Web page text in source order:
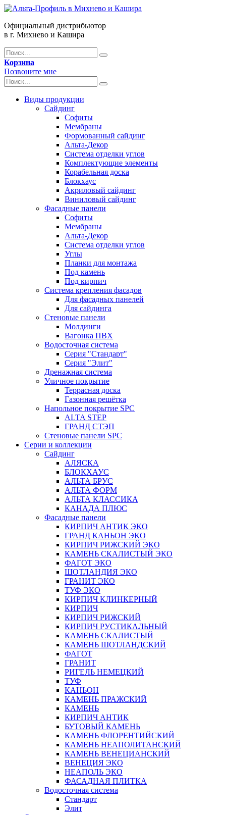
Официальный дистрибьютор
в г. Михнево и Кашира
Корзина
Позвоните мне
Виды продукции
Сайдинг
Софиты
Мембраны
Формованный сайдинг
Альта-Декор
Система отделки углов
Комплектующие элементы
Корабельная доска
Блокхаус
Акриловый сайдинг
Виниловый сайдинг
Фасадные панели
Софиты
Мембраны
Альта-Декор
Система отделки углов
Углы
Планки для монтажа
Под камень
Под кирпич
Система крепления фасадов
Для фасадных панелей
Для сайдинга
Стеновые панели
Молдинги
Вагонка ПВХ
Водосточная система
Серия "Стандарт"
Серия "Элит"
Дренажная система
Уличное покрытие
Террасная доска
Газонная решётка
Напольное покрытие SPC
ALTA STEP
ГРАНД СТЭП
Стеновые панели SPC
Серии и коллекции
Сайдинг
АЛЯСКА
БЛОКХАУС
АЛЬТА БРУС
АЛЬТА ФОРМ
АЛЬТА КЛАССИКА
КАНАДА ПЛЮС
Фасадные панели
КИРПИЧ АНТИК ЭКО
ГРАНД КАНЬОН ЭКО
КИРПИЧ РИЖСКИЙ ЭКО
КАМЕНЬ СКАЛИСТЫЙ ЭКО
ФАГОТ ЭКО
ШОТЛАНДИЯ ЭКО
ГРАНИТ ЭКО
ТУФ ЭКО
КИРПИЧ КЛИНКЕРНЫЙ
КИРПИЧ
КИРПИЧ РИЖСКИЙ
КИРПИЧ РУСТИКАЛЬНЫЙ
КАМЕНЬ СКАЛИСТЫЙ
КАМЕНЬ ШОТЛАНДСКИЙ
ФАГОТ
ГРАНИТ
РИГЕЛЬ НЕМЕЦКИЙ
ТУФ
КАНЬОН
КАМЕНЬ ПРАЖСКИЙ
КАМЕНЬ
КИРПИЧ АНТИК
БУТОВЫЙ КАМЕНЬ
КАМЕНЬ ФЛОРЕНТИЙСКИЙ
КАМЕНЬ НЕАПОЛИТАНСКИЙ
КАМЕНЬ ВЕНЕЦИАНСКИЙ
ВЕНЕЦИЯ ЭКО
НЕАПОЛЬ ЭКО
ФАСАДНАЯ ПЛИТКА
Водосточная система
Стандарт
Элит